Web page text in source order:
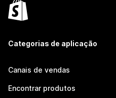
Categorias de aplicação
Canais de vendas
Encontrar produtos